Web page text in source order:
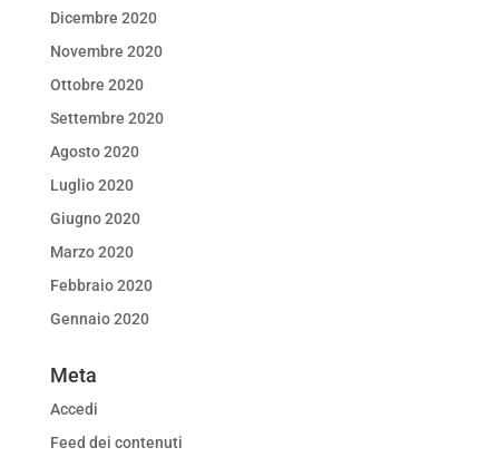
Dicembre 2020
Novembre 2020
Ottobre 2020
Settembre 2020
Agosto 2020
Luglio 2020
Giugno 2020
Marzo 2020
Febbraio 2020
Gennaio 2020
Meta
Accedi
Feed dei contenuti